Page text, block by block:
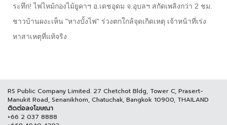
ระทึก! ไฟไหม้กองไม้ยูคาฯ อ.เดชอุดม จ.อุบลฯ สกัดเพลิงกว่า 2 ชม.
ชาวบ้านผงะเห็น "หางบั้งไฟ" ร่วงตกใกล้จุดเกิดเหตุ เจ้าหน้าที่เร่ง
หาสาเหตุที่แท้จริง
RS Public Company Limited. 27 Chetchot Bldg, Tower C, Prasert-
Manukit Road, Senanikhom, Chatuchak, Bangkok 10900, THAILAND
ติดต่อลงโฆษณา
+66 2 037 8888